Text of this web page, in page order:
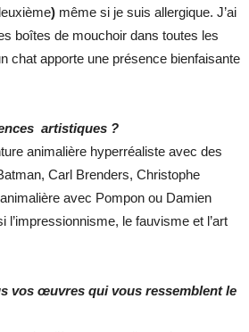
) même si je suis allergique. J’ai
boîtes de mouchoir dans toutes les
chat apporte une présence bienfaisante
artistiques ?
animalière hyperréaliste avec des
Carl Brenders, Christophe
avec Pompon ou Damien
l’impressionnisme, le fauvisme et l’art
vos œuvres qui vous ressemblent le